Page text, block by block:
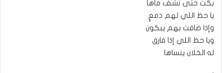
بكت حتى نشف ماها
يا حظ اللي لهم دمعٍ
وإذا ضاقت بهم يبكون
ويا حظ اللي إذا فارق
له الخلان ينساها